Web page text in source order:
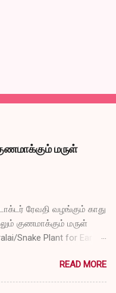
மருள்
ரேவதி வழங்கும் காது
குணமாக்கும் மருள்
Snake Plant for Ear
READ MORE